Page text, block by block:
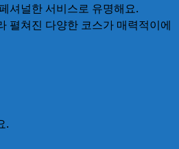
널한 서비스로 유명해요.
쳐진 다양한 코스가 매력적이에
.